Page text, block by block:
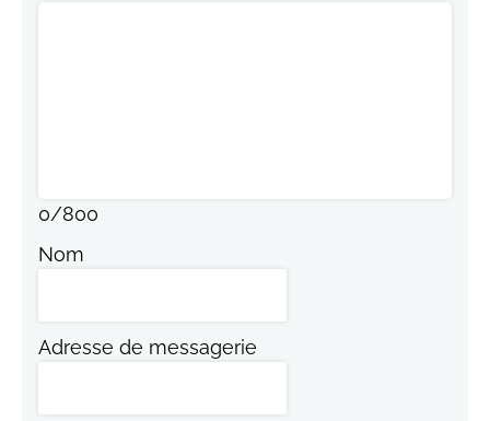
0/800
Nom
Adresse de messagerie